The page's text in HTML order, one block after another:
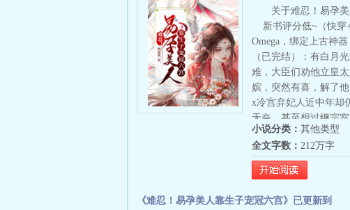
关于难忍！易孕
新书评分低~（快穿
Omega，绑定上古神
（已完结）：有白月
难，大臣们劝他立皇
嫔，突然有喜，解了
x冷宫弃妃人近中年却
无奈，甚至想过继宗
子……第三个世界（已
三个世界（已完结，
锁！
小说分类： 其他类型
全文字数： 212万字
《难忍！易孕美人靠生子宠冠六宫》已更新到